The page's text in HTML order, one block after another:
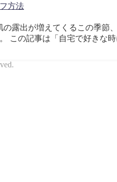
方法
出が増えてくるこの季節
この記事は「自宅で好きな